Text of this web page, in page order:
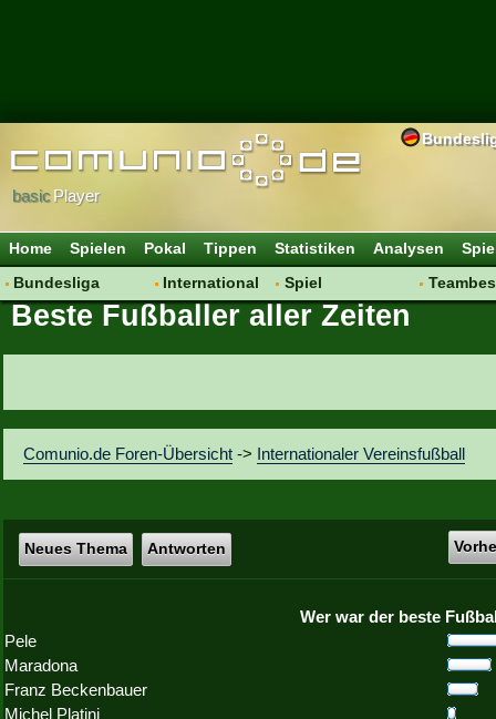
basicPlayer
Home Spielen Pokal Tippen Statistiken Analysen
Bundesliga
Hot News
Vereinsfragen
International
Vereine
Spiel
Regeln & Tipps
Beste Fußballer aller Zeiten
Comunio.de Foren-Übersicht -> Internationaler Vereinsfußball
Neues Thema Antworten
Wer war der beste
Pele
Maradona
Franz Beckenbauer
Michel Platini